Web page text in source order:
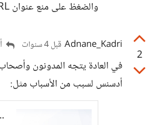
والضغظ على منع عنوان URL
2
Adnane_Kadri قبل 4 سنوات
في العادة يتجه المدونون
أدسنس لسبب من الأسباب مثل:
Platform - Media.net